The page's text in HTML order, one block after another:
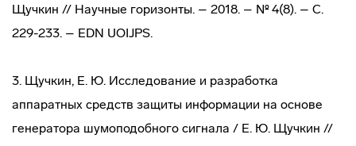
Щучкин // Научные горизонты. – 2018. – № 4(8). – С.
229-233. – EDN UOIJPS.
3. Щучкин, Е. Ю. Исследование и разработка
аппаратных средств защиты информации на основе
генератора шумоподобного сигнала / Е. Ю. Щучкин //